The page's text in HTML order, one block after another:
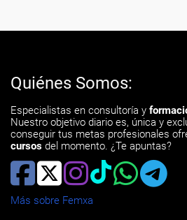
Quiénes Somos:
Especialistas en consultoría y
Nuestro objetivo diario es, única y
conseguir tus metas profesionales
cursos del momento. ¿Te apuntas?
Más sobre Femxa